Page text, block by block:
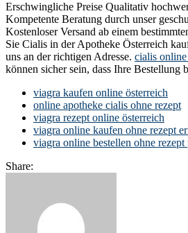
Erschwingliche Preise Qualitativ
Kompetente Beratung durch unser
Kostenloser Versand ab einem
Sie Cialis in der Apotheke Österreich
uns an der richtigen Adresse. cialis
können sicher sein, dass Ihre Bestellung
viagra kaufen online österreich
online apotheke cialis ohne rezept
viagra rezept online österreich
viagra online kaufen ohne rezept
viagra online bestellen ohne rezept
Share: